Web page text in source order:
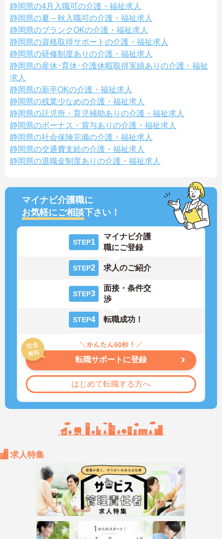
静岡県の4月入職可の介護・福祉求人
静岡県の夏～秋入職可の介護・福祉求人
静岡県のブランクOKの介護・福祉求人
静岡県の資格取得サポートの介護・福祉求人
静岡県の研修制度ありの介護・福祉求人
静岡県の産休･育休･介護休暇取得実績ありの介護・福祉
求人
静岡県の新卒OKの介護・福祉求人
静岡県の残業少なめの介護・福祉求人
静岡県の託児所・育児補助ありの介護・福祉求人
静岡県のボーナス・賞与ありの介護・福祉求人
静岡県の社会保険完備の介護・福祉求人
静岡県の交通費支給の介護・福祉求人
静岡県の退職金制度ありの介護・福祉求人
マイナビ介護職に
お気軽にご相談下さい！
STEP1
マイナビ介護
職にご登録
STEP2 求人のご紹介
STEP3
面接・条件交
渉
STEP4 転職成功！
転職サポートに登録
はじめて転職する方へ
求人特集